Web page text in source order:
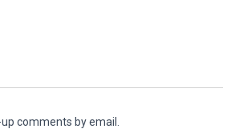
comments by email.